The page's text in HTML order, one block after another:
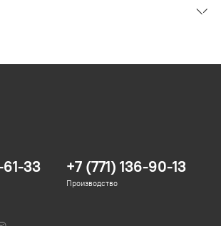
33 +7 (771) 136-90-13
Производство